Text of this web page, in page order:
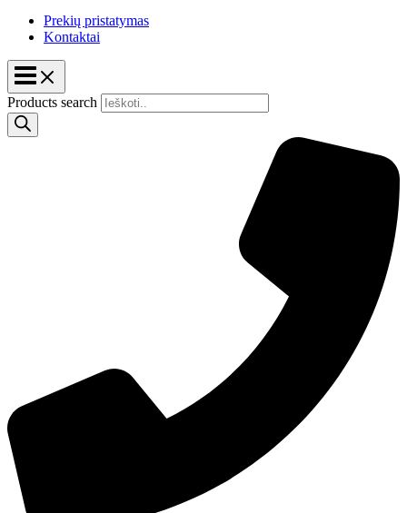
Prekių pristatymas
Kontaktai
Products search